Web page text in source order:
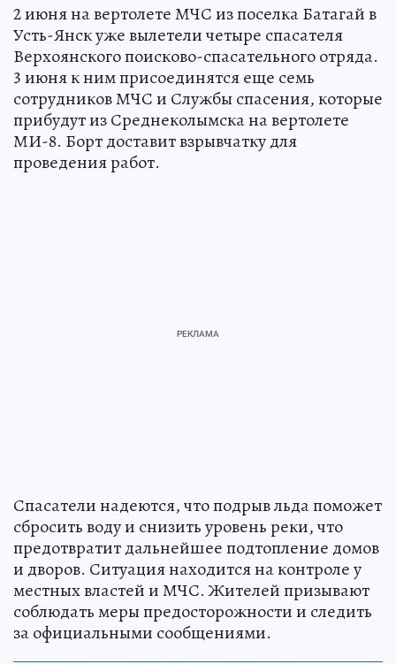
2 июня на вертолете МЧС из поселка Батагай в
Усть-Янск уже вылетели четыре спасателя
Верхоянского поисково-спасательного отряда.
3 июня к ним присоединятся еще семь
сотрудников МЧС и Службы спасения, которые
прибудут из Среднеколымска на вертолете
МИ-8. Борт доставит взрывчатку для
проведения работ.
Спасатели надеются, что подрыв льда поможет
сбросить воду и снизить уровень реки, что
предотвратит дальнейшее подтопление домов
и дворов. Ситуация находится на контроле у
местных властей и МЧС. Жителей призывают
соблюдать меры предосторожности и следить
за официальными сообщениями.